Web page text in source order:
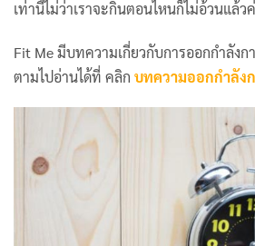
เท่านี้ไม่ว่าเราจะกินตอนไหนก็ไม่อ้วนแล้ว
Fit Me มีบทความเกี่ยวกับการออกกำลังก
ตามไปอ่านได้ที่ คลิก บทความออกกำลัง